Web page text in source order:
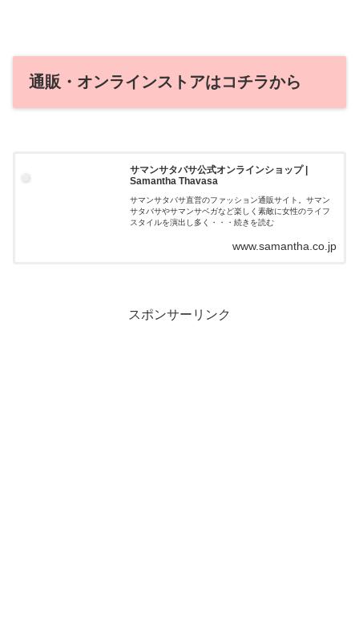
通販・オンラインストアはコチラから
サマンサタバサ公式オンラインショップ |
Samantha Thavasa
サマンサタバサ直営のファッション通販サイト。サマン
サタバサやサマンサベガなど楽しく素敵に女性のライフ
スタイルを演出し多く・・・続きを読む
www.samantha.co.jp
スポンサーリンク